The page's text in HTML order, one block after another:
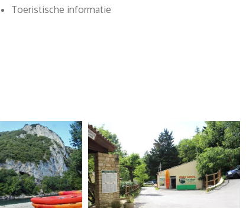
Toeristische informatie